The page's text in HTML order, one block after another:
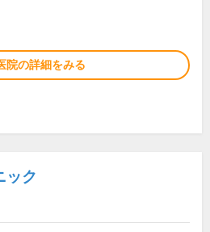
院の詳細をみる
ック